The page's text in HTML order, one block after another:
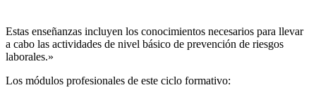
Estas enseñanzas incluyen los conocimientos necesarios para llevar
a cabo las actividades de nivel básico de prevención de riesgos
laborales.»
Los módulos profesionales de este ciclo formativo: